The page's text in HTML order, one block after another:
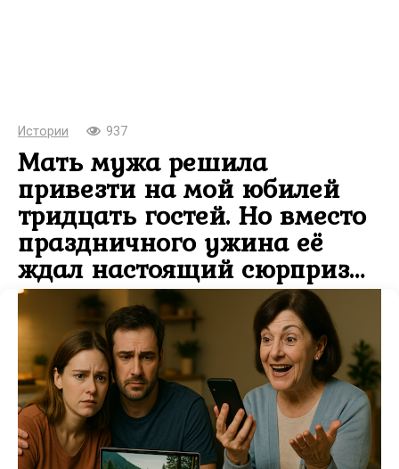
Истории 937
Мать мужа решила
привезти на мой юбилей
тридцать гостей. Но вместо
праздничного ужина её
ждал настоящий сюрприз…